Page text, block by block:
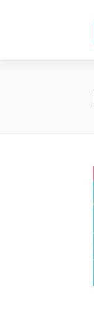
conteúdo